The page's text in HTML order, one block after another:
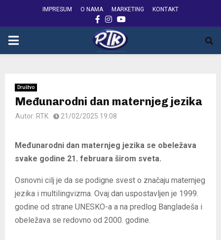
IMPRESUM O NAMA MARKETING KONTAKT
FACEBOOK
INSTAGRAM
YOUTUBE
PRIMARY
Društvo
Međunarodni dan maternjeg jezika
Autor: RTK 21/02/2025 19:08
Međunarodni dan maternjeg jezika se obeležava
svake godine 21. februara širom sveta.
Osnovni cilj je da se podigne svest o značaju maternjeg
jezika i multilingvizma. Ovaj dan uspostavljen je 1999.
godine od strane UNESKO-a a na predlog Bangladeša i
obeležava se redovno od 2000. godine.